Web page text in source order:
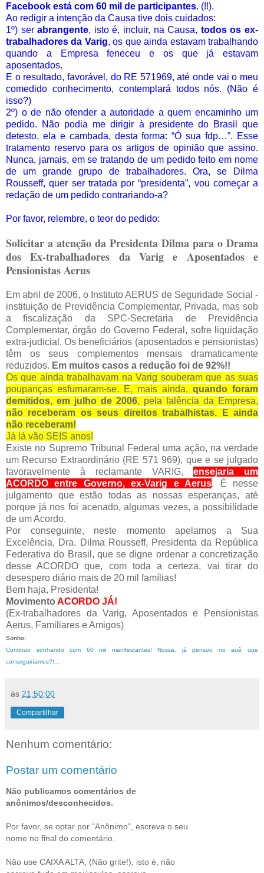
Facebook está com 60 mil de participantes. (!!).
Ao redigir a intenção da Causa tive dois cuidados:
1º) serabrangente, isto é, incluir, na Causa, todos os ex-
trabalhadores da Varig, os que ainda estavam trabalhando
quando a Empresa feneceu e os que já estavam
aposentados.
E o resultado, favorável, do RE 571969, até onde vai o meu
comedido conhecimento, contemplará todos nós. (Não é
isso?)
2º) o de não ofender a autoridade a quem encaminho um
pedido. Não podia me dirigir à presidente do Brasil que
detesto, ela e cambada, desta forma: “Ó sua fdp…”. Esse
tratamento reservo para os artigos de opinião que assino.
Nunca, jamais, em se tratando de um pedido feito em nome
de um grande grupo de trabalhadores. Ora, se Dilma
Rousseff, quer ser tratada por “presidenta”, vou começar a
redação de um pedido contrariando-a?
Por favor, relembre, o teor do pedido:
Solicitar a atenção da Presidenta Dilma para o Drama
dos Ex-trabalhadores da Varig e Aposentados e
Pensionistas Aerus
Em abril de 2006, o Instituto AERUS de Seguridade Social -
instituição de Previdência Complementar, Privada, mas sob
a fiscalização da SPC-Secretaria de Previdência
Complementar, órgão do Governo Federal, sofre liquidação
extra-judicial. Os beneficiários (aposentados e pensionistas)
têm os seus complementos mensais dramaticamente
reduzidos. Em muitos casos a redução foi de 92%!!
Os que ainda trabalhavam na Varig souberam que as suas
poupanças esfumaram-se. E, mais ainda, quando foram
demitidos, em julho de 2006, pela falência da Empresa,
não receberam os seus direitos trabalhistas. E ainda
não receberam!
Já lá vão SEIS anos!
Existe no Supremo Tribunal Federal uma ação, na verdade
um Recurso Extraordinário (RE 571 969), que e se julgado
favoravelmente à reclamante VARIG, ensejaria um
ACORDO entre Governo, ex-Varig e Aerus. É nesse
julgamento que estão todas as nossas esperanças, até
porque já nos foi acenado, algumas vezes, a possibilidade
de um Acordo.
Por conseguinte, neste momento apelamos a Sua
Excelência, Dra. Dilma Rousseff, Presidenta da República
Federativa do Brasil, que se digne ordenar a concretização
desse ACORDO que, com toda a certeza, vai tirar do
desespero diário mais de 20 mil famílias!
Bem haja, Presidenta!
Movimento ACORDO JÁ!
(Ex-trabalhadores da Varig, Aposentados e Pensionistas
Aerus, Familiares e Amigos)
Sonho:
Continuo sonhando com 60 mil manifestantes! Nossa, já pensou no auê que
conseguiríamos?!...
às 21:50:00
Compartilhar
Nenhum comentário:
Postar um comentário
Não publicamos comentários de
anônimos/desconhecidos.
Por favor, se optar por "Anônimo", escreva o seu
nome no final do comentário.
Não use CAIXA ALTA, (Não grite!), isto é, não